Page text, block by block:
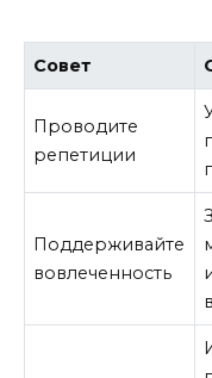
Совет
Проводите
репетиции
Поддерживайте
вовлеченность